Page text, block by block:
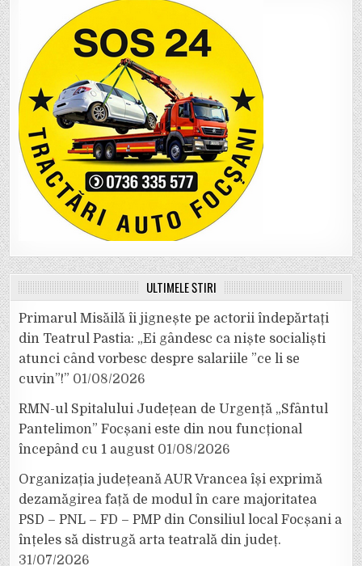
ULTIMELE ȘTIRI
Primarul Misăilă îi jignește pe actorii îndepărtați
din Teatrul Pastia: „Ei gândesc ca niște socialiști
atunci când vorbesc despre salariile ”ce li se
cuvin”!” 01/08/2026
RMN-ul Spitalului Județean de Urgență „Sfântul
Pantelimon” Focșani este din nou funcțional
începând cu 1 august 01/08/2026
Organizația județeană AUR Vrancea își exprimă
dezamăgirea față de modul în care majoritatea
PSD – PNL – FD – PMP din Consiliul local Focșani a
înțeles să distrugă arta teatrală din județ.
31/07/2026